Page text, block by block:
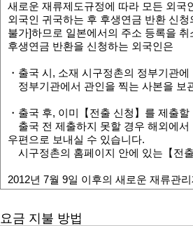
새로운 재류제도규정에 따라 모든 외국
외국인 귀국하는 후 후생연금 반환 신
불가]하므로 일본에서의 주소 등록을
후생연금 반환을 신청하는 외국인은
・출국 시, 소재 시구정촌의 정부기관
정부기관에서 관인을 찍는 사본을 보
・출국 후, 이미【전출 신청】를 제출
출국 전 제출하지 못할 경우 해외에서
우편으로 보내실 수 있습니다.
시구정촌의 홈페이지 안에 있는【전
2012년 7월 9일 이후의 새로운 재류관
요금 지불 방법